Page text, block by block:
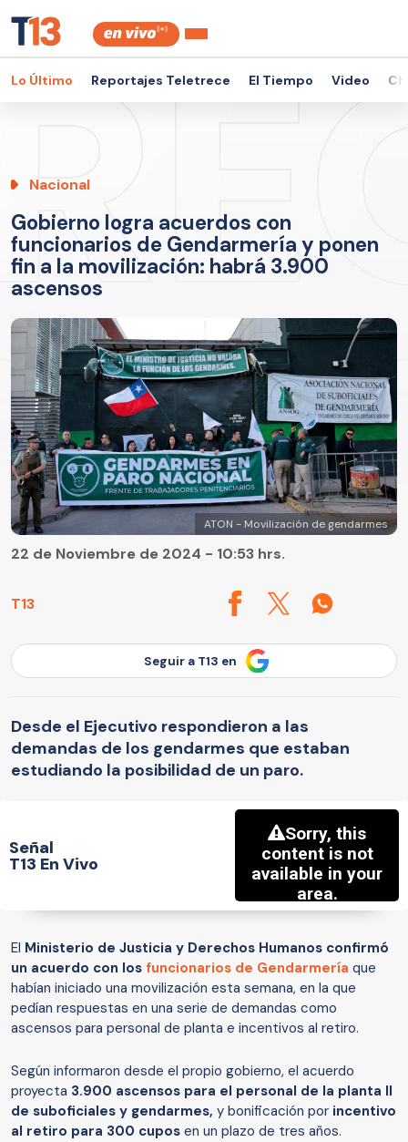
Lo Último Reportajes Teletrece El Tiempo Video
Nacional
Gobierno logra acuerdos con
funcionarios de Gendarmería y ponen
fin a la movilización: habrá 3.900
ascensos
ATON - Movilización de gendarmes
T13
22 de Noviembre de 2024 - 10:53 hrs.
Seguir a T13 en
Desde el Ejecutivo respondieron a las
demandas de los gendarmes que estaban
estudiando la posibilidad de un paro.
Señal
T13 En Vivo
El Ministerio de Justicia y Derechos Humanos confirmó
un acuerdo con los funcionarios de Gendarmería que
habían iniciado una movilización esta semana, en la que
pedían respuestas en una serie de demandas como
ascensos para personal de planta e incentivos al retiro.
Según informaron desde el propio gobierno, el acuerdo
proyecta 3.900 ascensos para el personal de la planta II
de suboficiales y gendarmes, y bonificación por incentivo
al retiro para 300 cupos en un plazo de tres años.